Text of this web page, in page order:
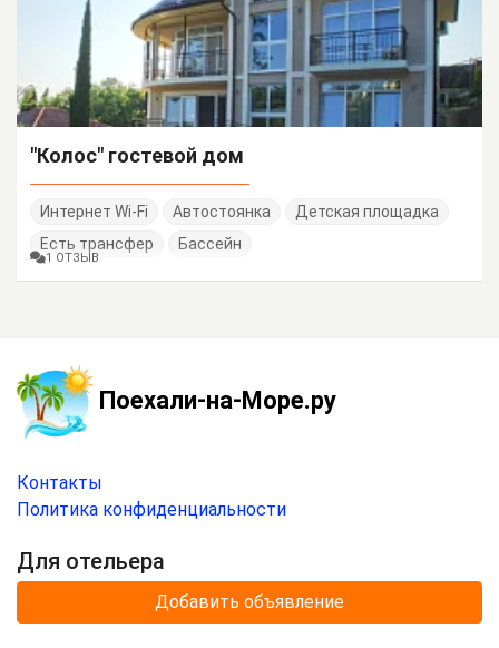
"Колос" гостевой дом
Интернет Wi-Fi Автостоянка
Детская площадка
Есть трансфер
Бассейн
1 ОТЗЫВ
Поехали-на-Море.ру
Контакты
Политика конфиденциальности
Для отельера
Добавить объявление